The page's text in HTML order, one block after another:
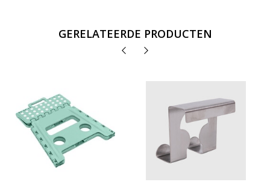
GERELATEERDE PRODUCTEN